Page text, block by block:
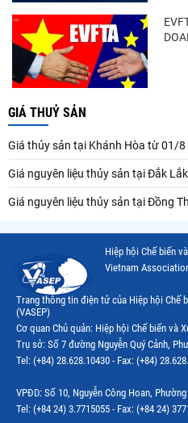
GIÁ THUỶ SẢN
Giá thủy sản tại Khánh Hòa từ 01/
Giá nguyên liệu thủy sản tại Đắk
Giá nguyên liệu thủy sản tại Đồng
Hiệp hội Chế biến
Vietnam
Trang thông tin điện tử của Hiệp hội Chế
(VASEP)
Cơ quan Chủ quản: Hiệp hội Chế biến và
Trụ sở: Số 7 đường Nguyễn Quý Cảnh,
Tel: (+84) 28.628.10430 - Fax: (+84)
VPĐD: Số 10, Nguyễn Công Hoan,
Tel: (+84 24) 3.7715055 - Fax: (+84 24)